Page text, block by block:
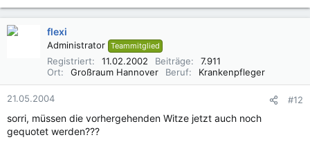
flexi
Administrator Teammitglied
Registriert 11.02.2002 Beiträge
7.911
Ort
Großraum Hannover Beruf Krankenpfleger
21.05.2004 #12
sorri, müssen die vorhergehenden Witze jetzt auch noch
gequotet werden???